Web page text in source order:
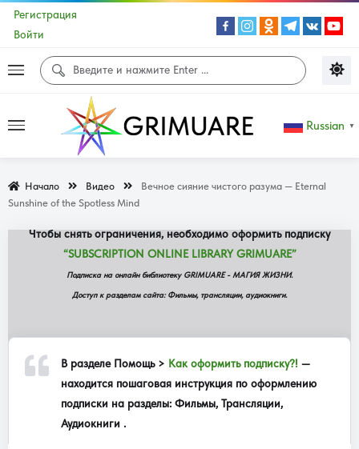
Регистрация
Войти
Russian ▼
Начало Видео
Вечное сияние чистого разума — Eternal
Sunshine of the Spotless Mind
Доступ к данной странице сайта не
Содержание данной страницы доступно ограниченной группе
Чтобы снять ограничения, необходимо оформить подписку
“SUBSCRIPTION ONLINE LIBRARY GRIMUARE”
Подписка на онлайн библиотеку GRIMUARE - МАГИЯ ЖИЗНИ.
Доступ к разделам сайта: Фильмы, трансляции, аудиокниги.
В разделе Помощь > Как оформить подписку?! —
находится пошаговая инструкция по оформлению
подписки на разделы: Фильмы, Трансляции,
Аудиокниги .